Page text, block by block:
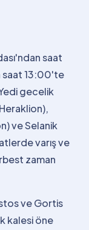
saat
saat 13:00'te
gecelik
ve Selanik
varış ve
zaman
ve Gortis
kalesi öne